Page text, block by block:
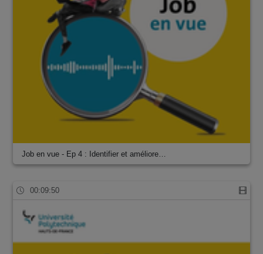
Job en vue - Ep 4 : Identifier et améliore…
00:09:50